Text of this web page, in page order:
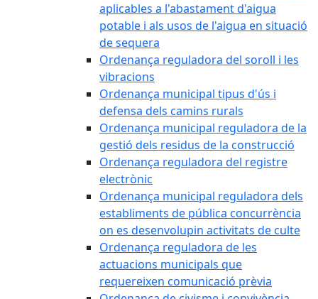
aplicables a l'abastament d'aigua
potable i als usos de l'aigua en situació
de sequera
Ordenança reguladora del soroll i les
vibracions
Ordenança municipal tipus d'ús i
defensa dels camins rurals
Ordenança municipal reguladora de la
gestió dels residus de la construcció
Ordenança reguladora del registre
electrònic
Ordenança municipal reguladora dels
establiments de pública concurrència
on es desenvolupin activitats de culte
Ordenança reguladora de les
actuacions municipals que
requereixen comunicació prèvia